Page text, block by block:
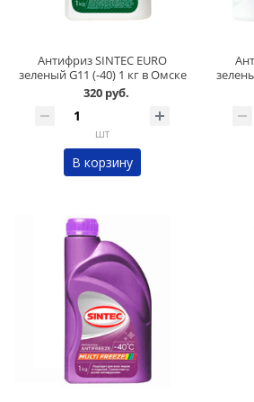
Антифриз SINTEC EURO
зеленый G11 (-40) 1 кг в Омске
320 руб.
шт
В корзину